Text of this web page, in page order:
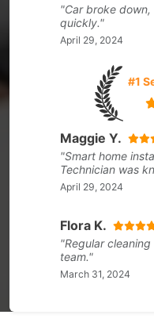
"Car broke
quickly."
April 29, 2024
#1
Maggie Y.
"Smart home
Technician was
April 29, 2024
Flora K.
"Regular
team."
March 31, 2024